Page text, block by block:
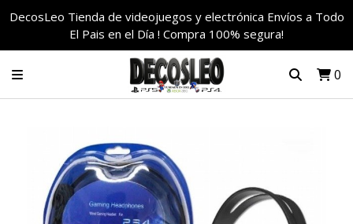
DecosLeo Tienda de videojuegos y electrónica Envíos a Todo
El Pais en el Día ! Compra 100% segura!
0